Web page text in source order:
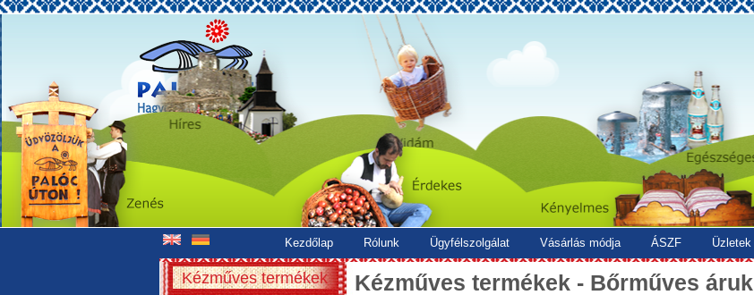
Kezdőlap Rólunk Ügyfélszolgálat Vásárlás módja ÁSZF Üzletek
Kézműves termékek Kézműves termékek - Bőrműves áruk